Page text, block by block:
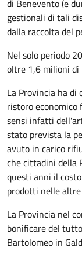
di Benevento (e
gestionali di tali
dalla raccolta del
Nel solo periodo
oltre 1,6 milioni di
La Provincia ha di
ristoro
sensi infatti
stato prevista la
avuto in carico
che cittadini della
questi anni il
prodotti nelle
La Provincia nel
bonificare del
Bartolomeo in